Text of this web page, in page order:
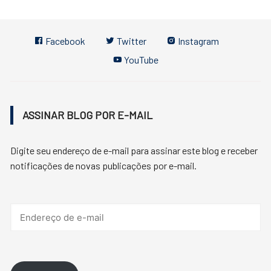
Facebook Twitter
Instagram
YouTube
ASSINAR BLOG POR E-MAIL
Digite seu endereço de e-mail para assinar este blog e receber
notificações de novas publicações por e-mail.